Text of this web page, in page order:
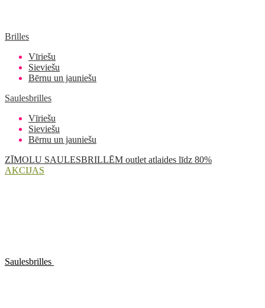
Brilles
Vīriešu
Sieviešu
Bērnu un jauniešu
Saulesbrilles
Vīriešu
Sieviešu
Bērnu un jauniešu
ZĪMOLU SAULESBRILLĒM outlet atlaides līdz 80%
AKCIJAS
Saulesbrilles